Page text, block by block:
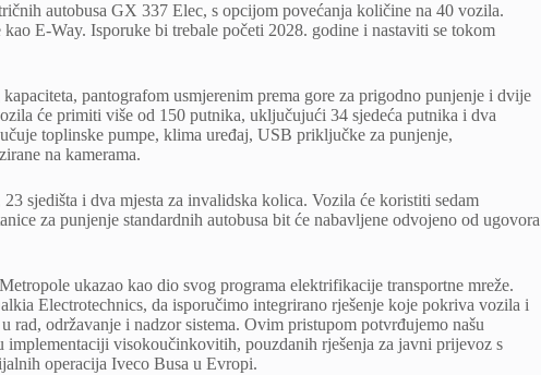
autobusa GX 337 Elec, s opcijom povećanja količine na 40 vozila.
E-Way. Isporuke bi trebale početi 2028. godine i nastaviti se tokom
pantografom usmjerenim prema gore za prigodno punjenje i dvije
će primiti više od 150 putnika, uključujući 34 sjedeća putnika i dva
toplinske pumpe, klima uređaj, USB priključke za punjenje,
na kamerama.
sjedišta i dva mjesta za invalidska kolica. Vozila će koristiti sedam
za punjenje standardnih autobusa bit će nabavljene odvojeno od ugovora
ukazao kao dio svog programa elektrifikacije transportne mreže.
Electrotechnics, da isporučimo integrirano rješenje koje pokriva vozila i
rad, održavanje i nadzor sistema. Ovim pristupom potvrđujemo našu
implementaciji visokoučinkovitih, pouzdanih rješenja za javni prijevoz s
operacija Iveco Busa u Evropi.